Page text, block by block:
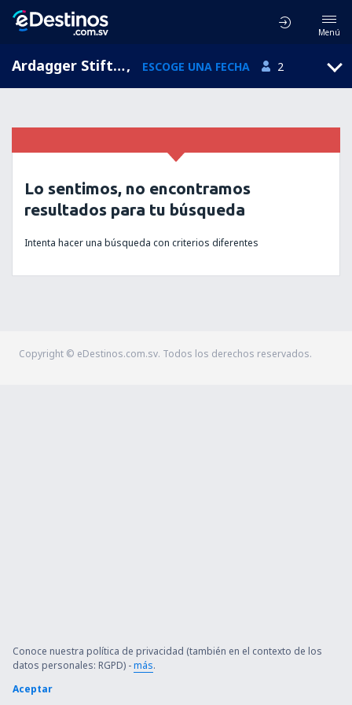
Menú
Ardagger Stift, Baja Austria, Austria, ESCOGE UNA FECHA 2
Lo sentimos, no encontramos
resultados para tu búsqueda
Intenta hacer una búsqueda con criterios diferentes
Copyright © eDestinos.com.sv. Todos los derechos reservados.
Conoce nuestra política de privacidad (también en el contexto de los
datos personales: RGPD) -más.
Aceptar